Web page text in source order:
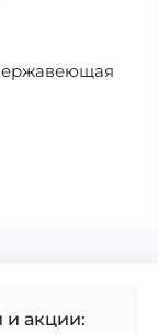
и акции: